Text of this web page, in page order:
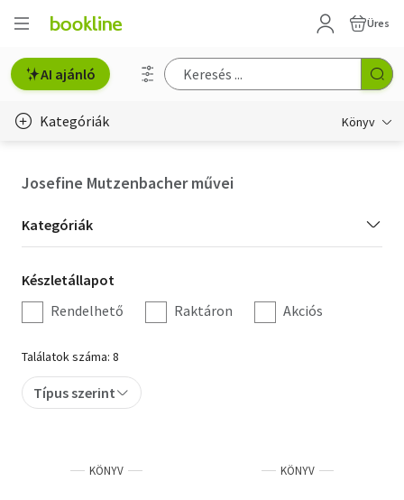
Üres
AI ajánló
Kategóriák Könyv
Hobbi, szabadidő
Irodalom
Művészet
Szakkönyv
Tankönyv, segédkönyv
Josefine Mutzenbacher művei
Kategória
szűrés
Kategóriák
Készletállapot
szűrés
Készletállapot
Rendelhető
Raktáron Akciós
Találatok száma: 8
Típus szerint
KÖNYV KÖNYV